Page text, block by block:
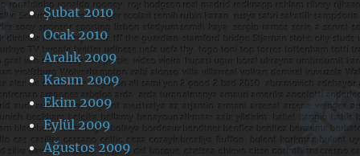
Şubat 2010
Ocak 2010
Aralık 2009
Kasım 2009
Ekim 2009
Eylül 2009
Ağustos 2009